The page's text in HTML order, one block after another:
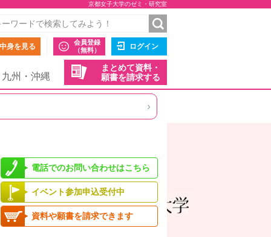
京都女子大学のゼミ・研究室
身を見る
会員登録
（無料）
ログイン
まとめて資料・
願書を請求する
九州・沖縄
›
電話でのお問い合わせはこちら
イベント参加申込受付中
資料や願書を請求できます